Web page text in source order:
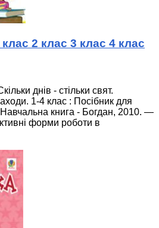
2 клас 3 клас 4 клас
днів - стільки свят.
1-4 клас : Посібник для
книга - Богдан, 2010. —
форми роботи в